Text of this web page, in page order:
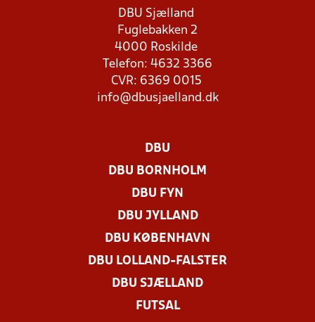
DBU Sjælland
Fuglebakken 2
4000 Roskilde
Telefon: 4632 3366
CVR: 6369 0015
info@dbusjaelland.dk
DBU
DBU BORNHOLM
DBU FYN
DBU JYLLAND
DBU KØBENHAVN
DBU LOLLAND-FALSTER
DBU SJÆLLAND
FUTSAL